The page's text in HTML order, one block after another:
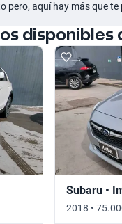
pero, aquí hay más que
Subaru •
2018 •